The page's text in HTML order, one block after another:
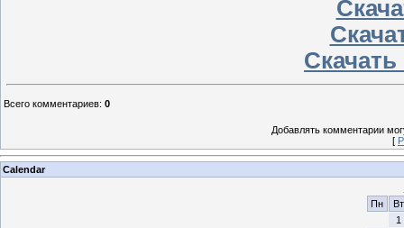
Всего комментариев: 0
Добавлять комментарии
[
Calendar
Пн
Вт
1